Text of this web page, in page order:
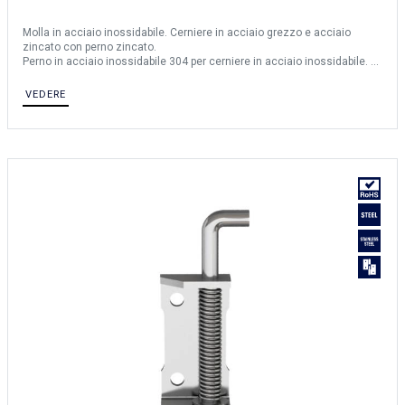
Molla in acciaio inossidabile. Cerniere in acciaio grezzo e acciaio
zincato con perno zincato.
Perno in acciaio inossidabile 304 per cerniere in acciaio inossidabile.
VEDERE